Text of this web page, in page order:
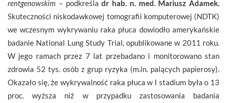
rentgenowskim – podkreśladr hab. n. med. Mariusz Adamek.
Skuteczności niskodawkowej tomografii komputerowej (NDTK)
we wczesnym wykrywaniu raka płuca dowiodło amerykańskie
badanie National Lung Study Trial, opublikowane w 2011 roku.
W jego ramach przez 7 lat przebadano i monitorowano stan
zdrowia 52 tys. osób z grup ryzyka (m.in. palących papierosy).
Okazało się, że wykrywalność raka płuca w I stadium była o 13
proc. wyższa niż w przypadku zastosowania badania